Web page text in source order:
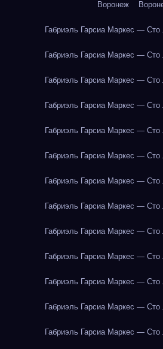
Воронеж
Габриэль Гарсиа Маркес — Сто
Габриэль Гарсиа Маркес — Сто
Габриэль Гарсиа Маркес — Сто
Габриэль Гарсиа Маркес — Сто
Габриэль Гарсиа Маркес — Сто
Габриэль Гарсиа Маркес — Сто
Габриэль Гарсиа Маркес — Сто
Габриэль Гарсиа Маркес — Сто
Габриэль Гарсиа Маркес — Сто
Габриэль Гарсиа Маркес — Сто
Габриэль Гарсиа Маркес — Сто
Габриэль Гарсиа Маркес — Сто
Габриэль Гарсиа Маркес — Сто